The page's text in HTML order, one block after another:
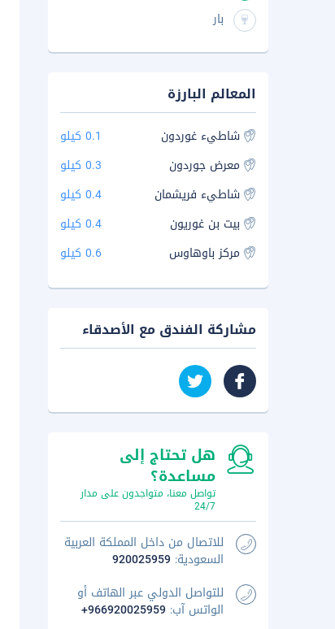
بار
المعالم البارزة
شاطيء غوردون
0.1 كيلو
معرض جوردون
0.3 كيلو
شاطيء فريشمان
0.4 كيلو
بيت بن غوريون
0.4 كيلو
مركز باوهاوس
0.6 كيلو
مشاركة الفندق مع الأصدقاء
هل تحتاج إلى
مساعدة؟
تواصل معنا، متواجدون على مدار
24/7
للاتصال من داخل المملكة العربية
السعودية: 920025959
للتواصل الدولي عبر الهاتف أو
الواتس آب: +966920025959